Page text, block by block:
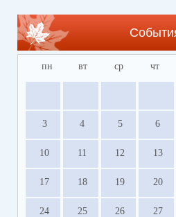
https://centrleto.ru
пн вт ср чт
3 4 5 6
10 11 12 13
17 18 19 20
24 25 26 27